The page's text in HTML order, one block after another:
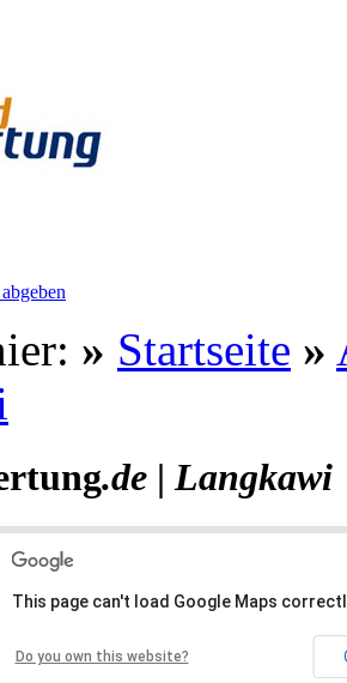
» Startseite »
.de |Langkawi
This page can't load Google Maps
Do you own this website?